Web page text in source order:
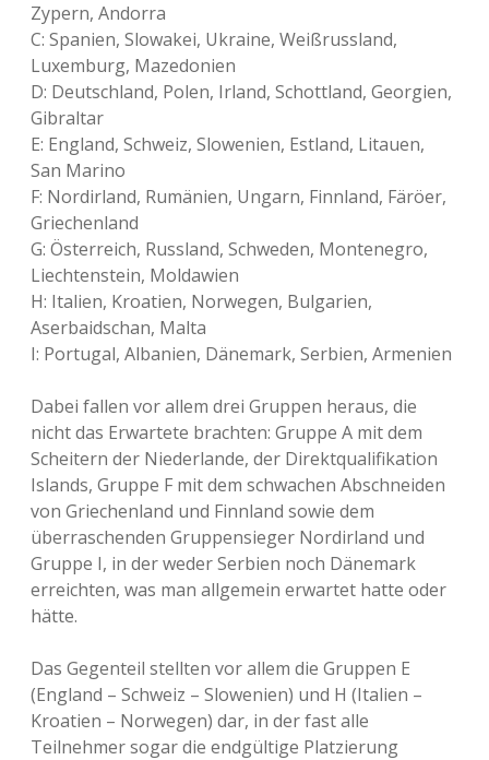
Zypern, Andorra
C: Spanien, Slowakei, Ukraine, Weißrussland,
Luxemburg, Mazedonien
D: Deutschland, Polen, Irland, Schottland, Georgien,
Gibraltar
E: England, Schweiz, Slowenien, Estland, Litauen,
San Marino
F: Nordirland, Rumänien, Ungarn, Finnland, Färöer,
Griechenland
G: Österreich, Russland, Schweden, Montenegro,
Liechtenstein, Moldawien
H: Italien, Kroatien, Norwegen, Bulgarien,
Aserbaidschan, Malta
I: Portugal, Albanien, Dänemark, Serbien, Armenien
Dabei fallen vor allem drei Gruppen heraus, die
nicht das Erwartete brachten: Gruppe A mit dem
Scheitern der Niederlande, der Direktqualifikation
Islands, Gruppe F mit dem schwachen Abschneiden
von Griechenland und Finnland sowie dem
überraschenden Gruppensieger Nordirland und
Gruppe I, in der weder Serbien noch Dänemark
erreichten, was man allgemein erwartet hatte oder
hätte.
Das Gegenteil stellten vor allem die Gruppen E
(England – Schweiz – Slowenien) und H (Italien –
Kroatien – Norwegen) dar, in der fast alle
Teilnehmer sogar die endgültige Platzierung